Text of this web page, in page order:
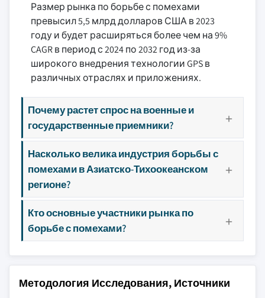
Размер рынка по борьбе с помехами
превысил 5,5 млрд долларов США в 2023
году и будет расширяться более чем на 9%
CAGR в период с 2024 по 2032 год из-за
широкого внедрения технологии GPS в
различных отраслях и приложениях.
Почему растет спрос на военные и
государственные приемники?
Насколько велика индустрия борьбы с
помехами в Азиатско-Тихоокеанском
регионе?
Кто основные участники рынка по
борьбе с помехами?
Методология Исследования, Источники